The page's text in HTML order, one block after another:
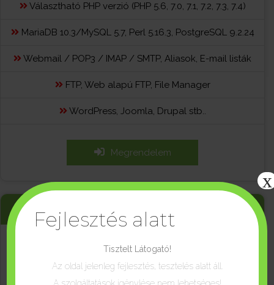
Választható PHP verzió (PHP 5.6, 7.0, 7.1, 7.2, 7.3, 7.4)
MariaDB 10.3/MySQL 5.7, Perl 5.16.3, PostgreSQL 9.2.24
Webmail / POP3 / IMAP / SMTP, Aliasok, E-mail listák
FTP, Web alapú FTP, File Manager
WordPress, Joomla, Drupal stb..
Megrendelem
1.990 Ft
havonta
Fejlesztés alatt
Tisztelt Látogató!
Az oldal jelenleg fejlesztés, tesztelés alatt áll.
x